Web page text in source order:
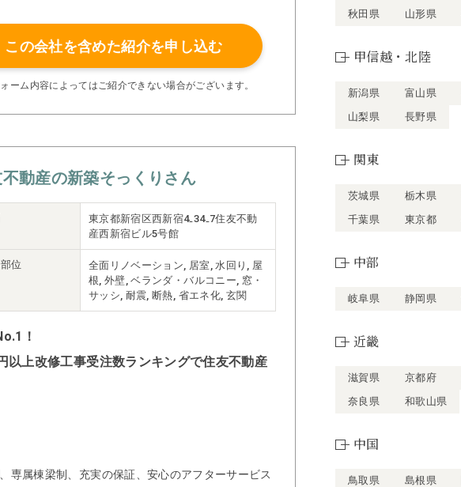
この会社を含めた紹介を申し込む
ーム内容によってはご紹介できない場合がございます。
動産の新築そっくりさん
東京都新宿区西新宿4₋34₋7住友不動
産西新宿ビル5号館
位
全面リノベーション, 居室, 水回り, 屋
根, 外壁, ベランダ・バルコニー, 窓・
サッシ, 耐震, 断熱, 省エネ化, 玄関
！
上改修工事受注数ランキングで住友不動産
専属棟梁制、充実の保証、安心のアフターサービス
秋田県
山形県
甲信越・北陸
新潟県 富山県
山梨県
長野県
関東
茨城県 栃木県
千葉県
東京都
中部
岐阜県 静岡県
近畿
滋賀県 京都府
奈良県
和歌山県
中国
鳥取県 島根県